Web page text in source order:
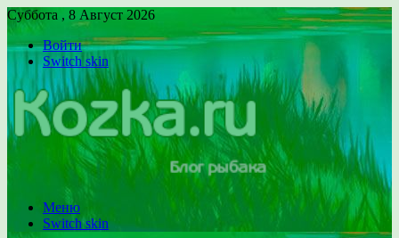
Суббота , 8 Август 2026
Войти
Switch skin
Меню
Switch skin